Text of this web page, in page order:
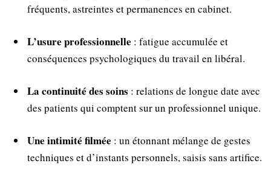
fréquents, astreintes et permanences en cabinet.
L’usure professionnelle : fatigue accumulée et
conséquences psychologiques du travail en libéral.
La continuité des soins : relations de longue date avec
des patients qui comptent sur un professionnel unique.
Une intimité filmée : un étonnant mélange de gestes
techniques et d’instants personnels, saisis sans artifice.